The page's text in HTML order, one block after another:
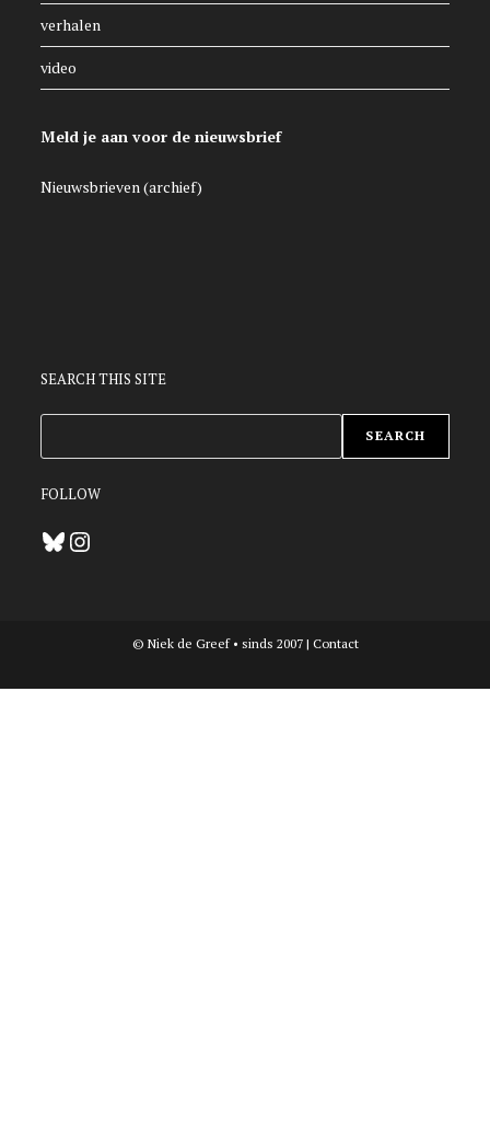
verhalen
video
Meld je aan voor de nieuwsbrief
Nieuwsbrieven (archief)
SEARCH THIS SITE
SEARCH
FOLLOW
BlueskyInstagram
© Niek de Greef • sinds 2007 | Contact